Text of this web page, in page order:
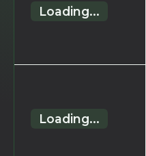
Loading...
Loading...